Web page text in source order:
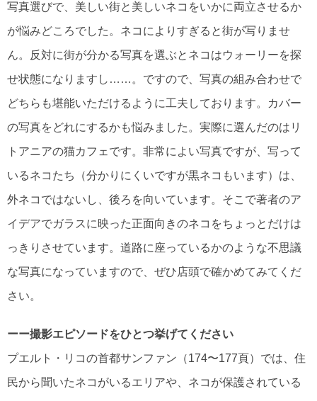
写真選びで、美しい街と美しいネコをいかに両立させるか
が悩みどころでした。ネコによりすぎると街が写りませ
ん。反対に街が分かる写真を選ぶとネコはウォーリーを探
せ状態になりますし……。ですので、写真の組み合わせで
どちらも堪能いただけるように工夫しております。カバー
の写真をどれにするかも悩みました。実際に選んだのはリ
トアニアの猫カフェです。非常によい写真ですが、写って
いるネコたち（分かりにくいですが黒ネコもいます）は、
外ネコではないし、後ろを向いています。そこで著者のア
イデアでガラスに映った正面向きのネコをちょっとだけは
っきりさせています。道路に座っているかのような不思議
な写真になっていますので、ぜひ店頭で確かめてみてくだ
さい。
ーー撮影エピソードをひとつ挙げてください
プエルト・リコの首都サンファン（174〜177頁）では、住
民から聞いたネコがいるエリアや、ネコが保護されている